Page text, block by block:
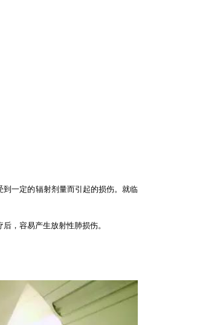
一定的辐射剂量而引起的损伤。就临
，容易产生放射性肺损伤。